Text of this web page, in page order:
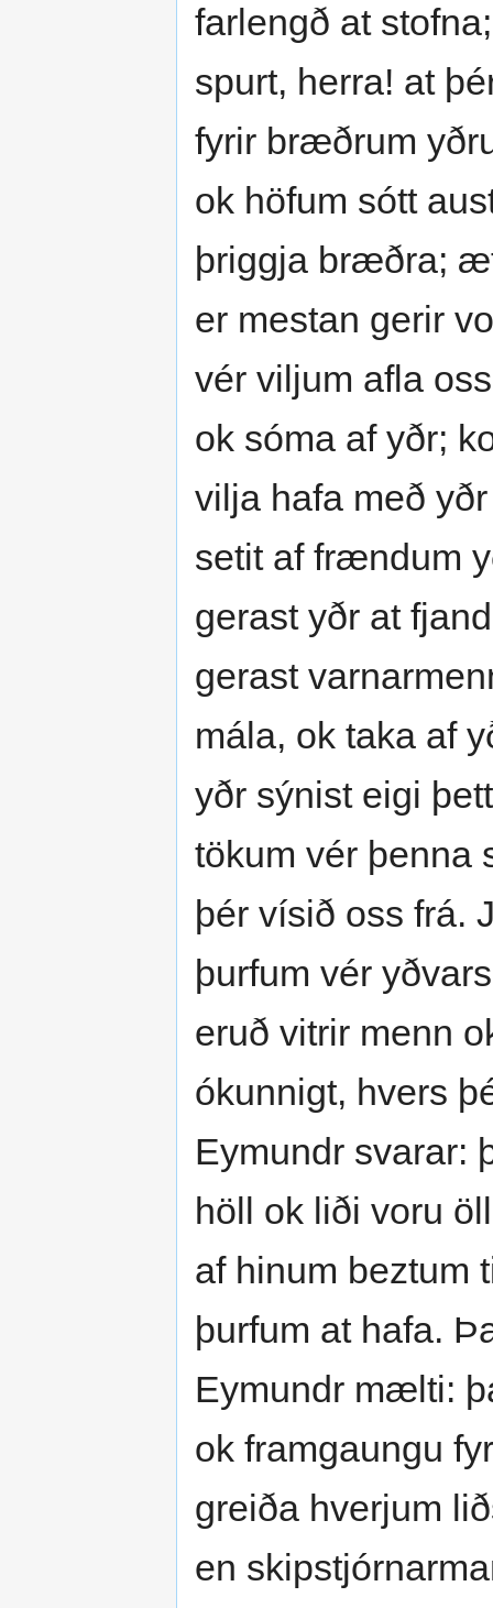
farlengð at
spurt, herra! at
fyrir bræðrum
ok höfum sótt
þriggja bræðra;
er mestan gerir
vér viljum afla
ok sóma af yðr;
vilja hafa með
setit af frændum
gerast yðr at
gerast
mála, ok taka af
yðr sýnist eigi
tökum vér þenna
þér vísið oss frá.
þurfum vér
eruð vitrir menn
ókunnigt, hvers
Eymundr svarar:
höll ok liði voru
af hinum beztum
þurfum at hafa.
Eymundr mælti:
ok framgaungu
greiða hverjum
en